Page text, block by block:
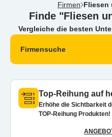
Firmen Fliesen
Finde "Fliesen
Vergleiche die besten
Firmensuche
Top-Reihung auf
Erhöhe die Sichtbarkeit
TOP-Reihung Produkten!